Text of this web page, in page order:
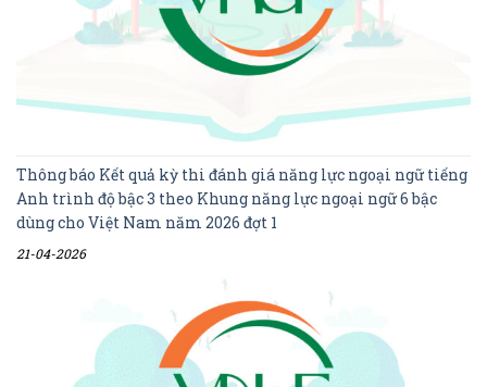
Thông báo Kết quả kỳ thi đánh giá năng lực ngoại ngữ tiếng
Anh trình độ bậc 3 theo Khung năng lực ngoại ngữ 6 bậc
dùng cho Việt Nam năm 2026 đợt 1
21-04-2026